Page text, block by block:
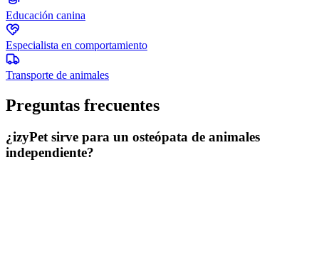
Educación canina
Especialista en comportamiento
Transporte de animales
Preguntas frecuentes
¿izyPet sirve para un osteópata de animales
independiente?